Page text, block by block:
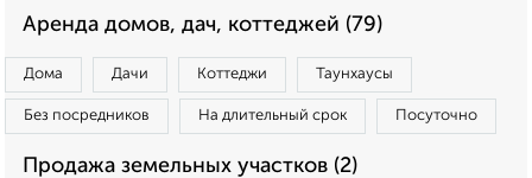
Аренда домов, дач, коттеджей (79)
Дома Дачи Коттеджи Таунхаусы
Без посредников На длительный срок Посуточно
Продажа земельных участков (2)